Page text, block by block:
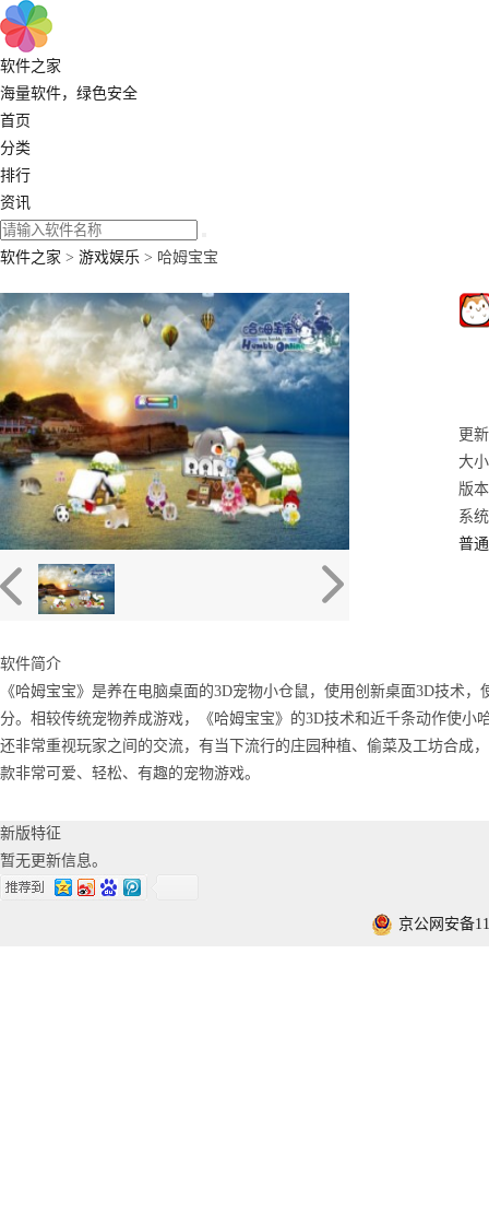
软件之家
海量软件，绿色安全
首页
分类
排行
资讯
软件之家 > 游戏娱乐 > 哈姆宝宝
更
大
版
系
普
软件简介
《哈姆宝宝》是养在电脑桌面的3D宠物小仓鼠，使用创新桌面3D技术
分。相较传统宠物养成游戏，《哈姆宝宝》的3D技术和近千条动作使小
还非常重视玩家之间的交流，有当下流行的庄园种植、偷菜及工坊合成
款非常可爱、轻松、有趣的宠物游戏。
新版特征
暂无更新信息。
京公网安备